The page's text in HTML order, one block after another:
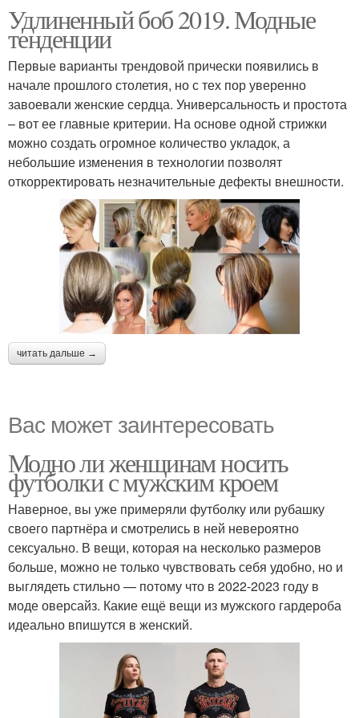
Удлиненный боб 2019. Модные
тенденции
Первые варианты трендовой прически появились в
начале прошлого столетия, но с тех пор уверенно
завоевали женские сердца. Универсальность и простота
– вот ее главные критерии. На основе одной стрижки
можно создать огромное количество укладок, а
небольшие изменения в технологии позволят
откорректировать незначительные дефекты внешности.
читать дальше →
Вас может заинтересовать
Модно ли женщинам носить
футболки с мужским кроем
Наверное, вы уже примеряли футболку или рубашку
своего партнёра и смотрелись в ней невероятно
сексуально. В вещи, которая на несколько размеров
больше, можно не только чувствовать себя удобно, но и
выглядеть стильно — потому что в 2022-2023 году в
моде оверсайз. Какие ещё вещи из мужского гардероба
идеально впишутся в женский.